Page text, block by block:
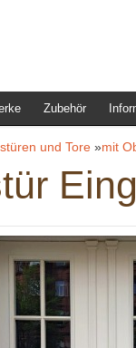
Zubehör
und Tore »mit